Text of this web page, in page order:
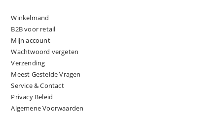
Winkelmand
B2B voor retail
Mijn account
Wachtwoord vergeten
Verzending
Meest Gestelde Vragen
Service & Contact
Privacy Beleid
Algemene Voorwaarden